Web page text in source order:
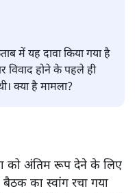
में यह दावा किया गया है
विवाद होने के पहले ही
क्या है मामला?
को अंतिम रूप देने के लिए
का स्वांग रचा गया